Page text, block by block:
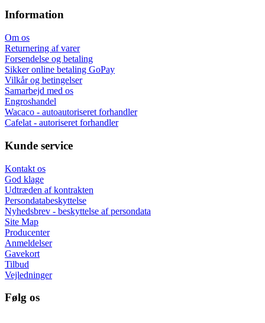
Information
Om os
Returnering af varer
Forsendelse og betaling
Sikker online betaling GoPay
Vilkår og betingelser
Samarbejd med os
Engroshandel
Wacaco - autoautoriseret forhandler
Cafelat - autoriseret forhandler
Kunde service
Kontakt os
God klage
Udtræden af kontrakten
Persondatabeskyttelse
Nyhedsbrev - beskyttelse af persondata
Site Map
Producenter
Anmeldelser
Gavekort
Tilbud
Vejledninger
Følg os